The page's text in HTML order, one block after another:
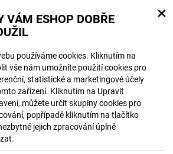
VÁM ESHOP DOBŘE
používáme cookies. Kliknutím na
vše nám umožníte použití cookies pro
statistické a marketingové účely
zařízení. Kliknutím na Upravit
můžete určit skupiny cookies pro
popřípadě kliknutím na tlačítko
jejich zpracování úplně
×
při tvorbě obsahu využívány nástroje umělé
zde.
ECLIPSERA s.r.o.
práva vyhrazena
Slovenská verze
HU
RO
Zobrazit klasickou verzi